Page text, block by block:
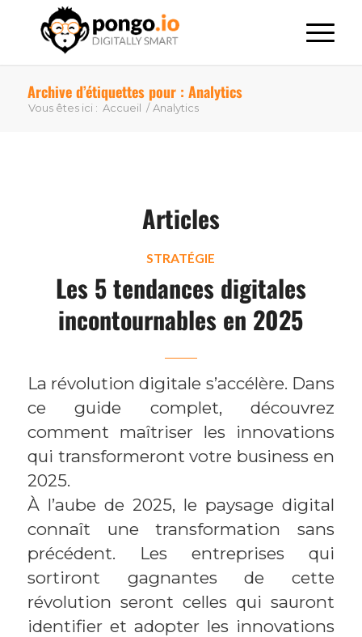
Archive d’étiquettes pour : Analytics
Vous êtes ici : Accueil / Analytics
Articles
STRATÉGIE
Les 5 tendances digitales
incontournables en 2025
La révolution digitale s’accélère. Dans
ce guide complet, découvrez
comment maîtriser les innovations
qui transformeront votre business en
2025.
À l’aube de 2025, le paysage digital
connaît une transformation sans
précédent. Les entreprises qui
sortiront gagnantes de cette
révolution seront celles qui sauront
identifier et adopter les innovations